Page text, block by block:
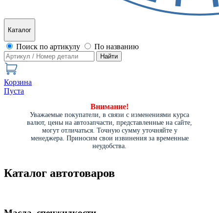
Каталог
Поиск по артикулу По названию
Найти
Корзина
Пуста
Внимание!
Уважаемые покупатели, в связи с изменениями курса
валют, цены на автозапчасти, представленные на сайте,
могут отличаться. Точную сумму уточняйте у
менеджера. Приносим свои извинения за временные
неудобства.
Каталог автотоваров